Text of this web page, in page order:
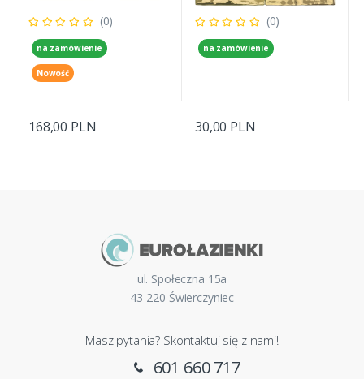
(0)
na zamówienie
Nowość
168,00 PLN
(0)
na zamówienie
30,00 PLN
ul. Społeczna 15a
43-220 Świerczyniec
Masz pytania? Skontaktuj się z nami!
601 660 717